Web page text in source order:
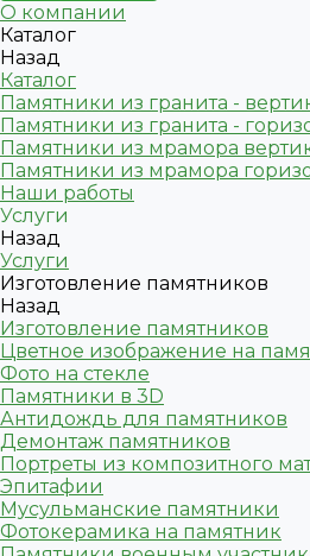
О компании
Каталог
Назад
Каталог
Памятники из гранита -
Памятники из гранита -
Памятники из мрамора
Памятники из мрамора
Наши работы
Услуги
Назад
Услуги
Изготовление памятников
Назад
Изготовление памятников
Цветное изображение на
Фото на стекле
Памятники в 3D
Антидождь для памятников
Демонтаж памятников
Портреты из композитного
Эпитафии
Мусульманские памятники
Фотокерамика на памятник